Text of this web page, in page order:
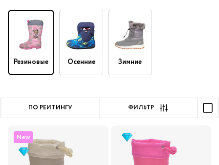
Резиновые Осенние Зимние
ПО РЕЙТИНГУ ФИЛЬТР
New